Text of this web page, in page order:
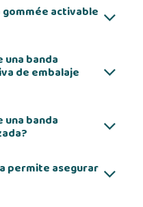
gommée activable
una banda
de embalaje
una banda
permite asegurar